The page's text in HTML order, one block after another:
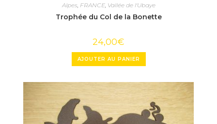
Alpes, FRANCE, Vallée de l'Ubaye
Trophée du Col de la Bonette
24,00€
AJOUTER AU PANIER